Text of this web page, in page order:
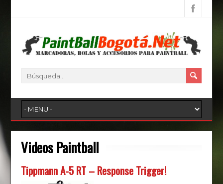
Videos Paintball
Tippmann A-5 RT – Response Trigger!